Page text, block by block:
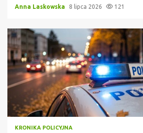
Anna Laskowska 8 lipca 2026 121
KRONIKA POLICYJNA